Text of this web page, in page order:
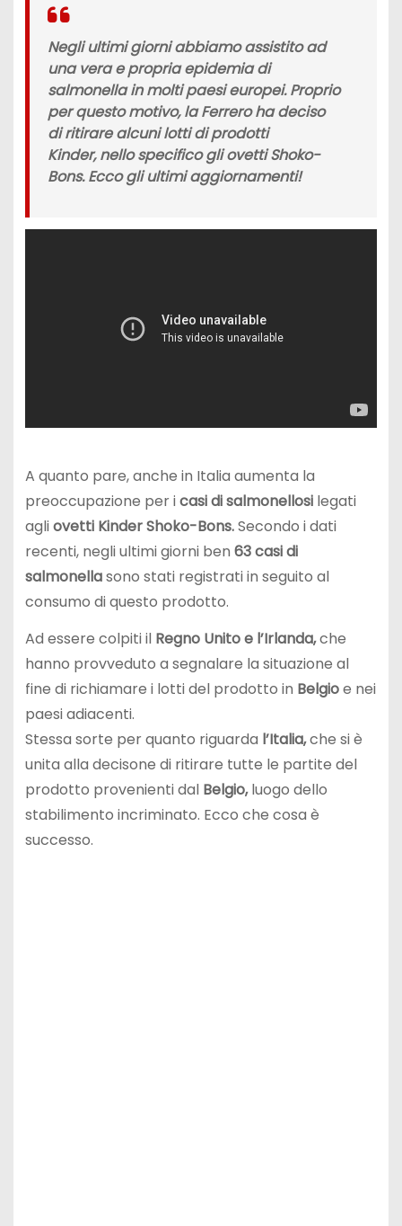
Negli ultimi giorni abbiamo assistito ad
una vera e propriaepidemia di
salmonellain molti paesi europei. Proprio
per questo motivo,la Ferreroha deciso
di ritirare alcuni lotti diprodotti
Kinder,nello specifico gli ovettiShoko-
Bons. Ecco gli ultimi aggiornamenti!
A quanto pare, anche in Italia aumenta la
preoccupazione per icasi di salmonellosilegati
agliovetti Kinder Shoko-Bons.Secondo i dati
recenti, negli ultimi giorni ben 63 casi di
salmonellasono stati registrati in seguito al
consumo di questo prodotto.
Ad essere colpiti il Regno Unito e l’Irlanda,che
hanno provveduto a segnalare la situazione al
fine di richiamare i lotti del prodotto in Belgioe nei
paesi adiacenti.
Stessa sorte per quanto riguarda l’Italia,che si è
unita alla decisone di ritirare tutte le partite del
prodotto provenienti dal Belgio,luogo dello
stabilimento incriminato. Ecco che cosa è
successo.